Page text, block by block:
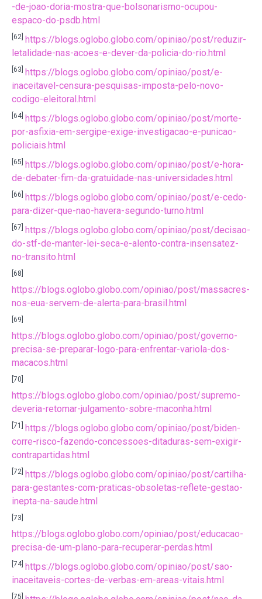
-de-joao-doria-mostra-que-bolsonarismo-ocupou-
espaco-do-psdb.html
[62] https://blogs.oglobo.globo.com/opiniao/post/reduzir-
letalidade-nas-acoes-e-dever-da-policia-do-rio.html
[63] https://blogs.oglobo.globo.com/opiniao/post/e-
inaceitavel-censura-pesquisas-imposta-pelo-novo-
codigo-eleitoral.html
[64] https://blogs.oglobo.globo.com/opiniao/post/morte-
por-asfixia-em-sergipe-exige-investigacao-e-punicao-
policiais.html
[65] https://blogs.oglobo.globo.com/opiniao/post/e-hora-
de-debater-fim-da-gratuidade-nas-universidades.html
[66] https://blogs.oglobo.globo.com/opiniao/post/e-cedo-
para-dizer-que-nao-havera-segundo-turno.html
[67] https://blogs.oglobo.globo.com/opiniao/post/decisao-
do-stf-de-manter-lei-seca-e-alento-contra-insensatez-
no-transito.html
[68]
https://blogs.oglobo.globo.com/opiniao/post/massacres-
nos-eua-servem-de-alerta-para-brasil.html
[69]
https://blogs.oglobo.globo.com/opiniao/post/governo-
precisa-se-preparar-logo-para-enfrentar-variola-dos-
macacos.html
[70]
https://blogs.oglobo.globo.com/opiniao/post/supremo-
deveria-retomar-julgamento-sobre-maconha.html
[71] https://blogs.oglobo.globo.com/opiniao/post/biden-
corre-risco-fazendo-concessoes-ditaduras-sem-exigir-
contrapartidas.html
[72] https://blogs.oglobo.globo.com/opiniao/post/cartilha-
para-gestantes-com-praticas-obsoletas-reflete-gestao-
inepta-na-saude.html
[73]
https://blogs.oglobo.globo.com/opiniao/post/educacao-
precisa-de-um-plano-para-recuperar-perdas.html
[74] https://blogs.oglobo.globo.com/opiniao/post/sao-
inaceitaveis-cortes-de-verbas-em-areas-vitais.html
[75]